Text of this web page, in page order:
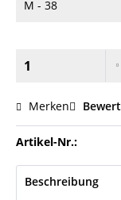
Merken
Artikel-Nr.:
Beschreibung